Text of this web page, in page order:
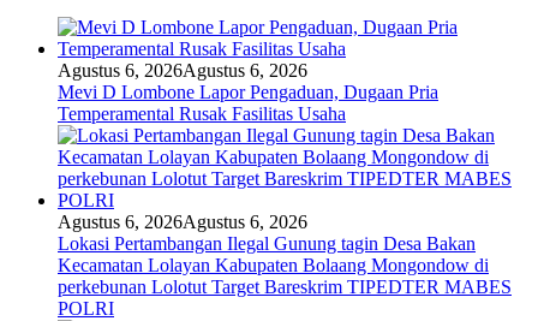
Agustus 6, 2026Agustus 6, 2026
Mevi D Lombone Lapor Pengaduan, Dugaan Pria
Temperamental Rusak Fasilitas Usaha
Agustus 6, 2026Agustus 6, 2026
Lokasi Pertambangan Ilegal Gunung tagin Desa Bakan
Kecamatan Lolayan Kabupaten Bolaang Mongondow di
perkebunan Lolotut Target Bareskrim TIPEDTER MABES
POLRI